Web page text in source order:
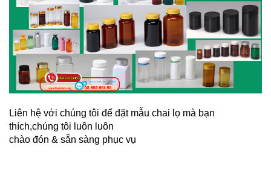
Liên hệ với chúng tôi để đặt mẫu chai lọ mà bạn
thích,chúng tôi luôn luôn
chào đón & sẵn sàng phục vụ